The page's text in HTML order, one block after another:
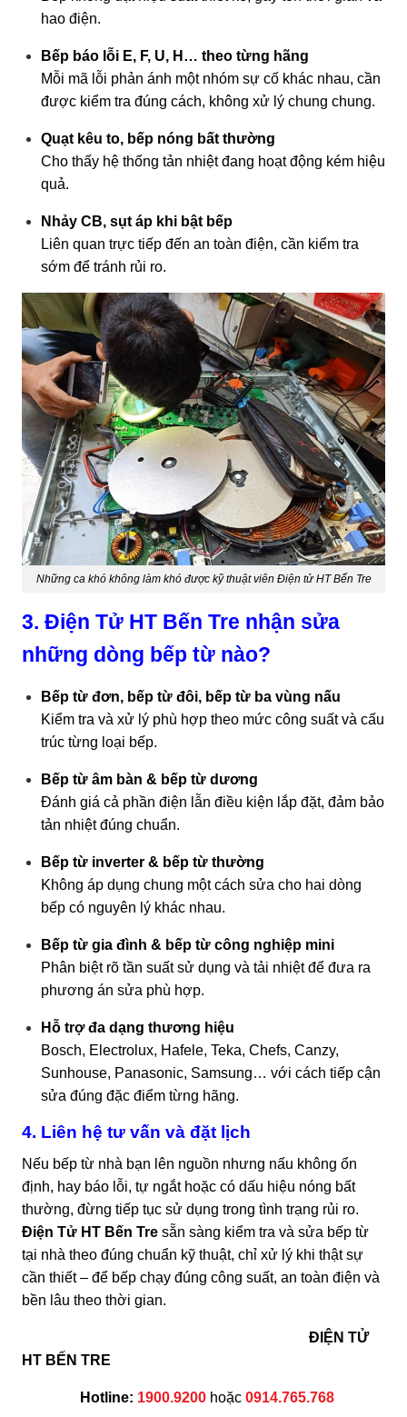
hao điện.
Bếp báo lỗi E, F, U, H… theo từng hãng
Mỗi mã lỗi phản ánh một nhóm sự cố khác nhau, cần
được kiểm tra đúng cách, không xử lý chung chung.
Quạt kêu to, bếp nóng bất thường
Cho thấy hệ thống tản nhiệt đang hoạt động kém hiệu
quả.
Nhảy CB, sụt áp khi bật bếp
Liên quan trực tiếp đến an toàn điện, cần kiểm tra
sớm để tránh rủi ro.
Những ca khó không làm khó được kỹ thuật viên Điện tử HT Bến Tre
3. Điện Tử HT Bến Tre nhận sửa
những dòng bếp từ nào?
Bếp từ đơn, bếp từ đôi, bếp từ ba vùng nấu
Kiểm tra và xử lý phù hợp theo mức công suất và cấu
trúc từng loại bếp.
Bếp từ âm bàn & bếp từ dương
Đánh giá cả phần điện lẫn điều kiện lắp đặt, đảm bảo
tản nhiệt đúng chuẩn.
Bếp từ inverter & bếp từ thường
Không áp dụng chung một cách sửa cho hai dòng
bếp có nguyên lý khác nhau.
Bếp từ gia đình & bếp từ công nghiệp mini
Phân biệt rõ tần suất sử dụng và tải nhiệt để đưa ra
phương án sửa phù hợp.
Hỗ trợ đa dạng thương hiệu
Bosch, Electrolux, Hafele, Teka, Chefs, Canzy,
Sunhouse, Panasonic, Samsung… với cách tiếp cận
sửa đúng đặc điểm từng hãng.
4. Liên hệ tư vấn và đặt lịch
Nếu bếp từ nhà bạn lên nguồn nhưng nấu không ổn
định, hay báo lỗi, tự ngắt hoặc có dấu hiệu nóng bất
thường, đừng tiếp tục sử dụng trong tình trạng rủi ro.
Điện Tử HT Bến Tre sẵn sàng kiểm tra và sửa bếp từ
tại nhà theo đúng chuẩn kỹ thuật, chỉ xử lý khi thật sự
cần thiết – để bếp chạy đúng công suất, an toàn điện và
bền lâu theo thời gian.
ĐIỆN TỬ
HT BẾN TRE
Hotline: 1900.9200 hoặc 0914.765.768